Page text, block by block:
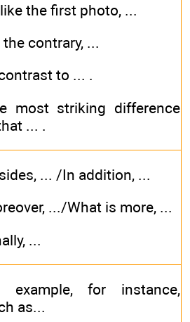
the first photo, ...
the contrary, ...
to ... .
most striking difference
... .
... /In addition, ...
.../What is more, ...
...
example, for instance,
as...